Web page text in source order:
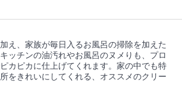
え、家族が毎日入るお風呂の掃除を加えた
ッチンの油汚れやお風呂のヌメりも、プロ
カピカに仕上げてくれます。家の中でも特
をきれいにしてくれる、オススメのクリー